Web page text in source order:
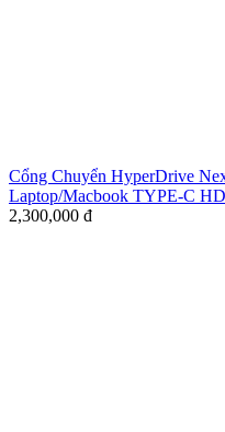
Cổng Chuyển HyperDrive
Laptop/Macbook TYPE-C
2,300,000 đ